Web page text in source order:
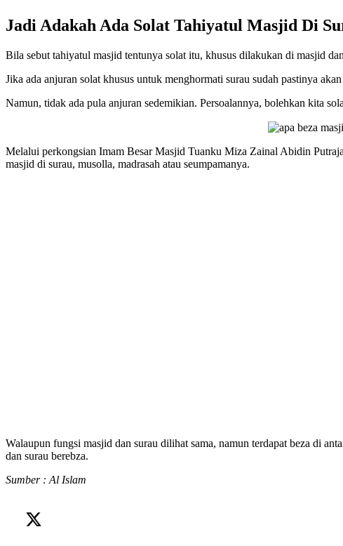
Jadi Adakah Ada Solat Tahiyatul Masjid Di
Bila sebut tahiyatul masjid tentunya solat itu, khusus dilakukan di masjid
Jika ada anjuran solat khusus untuk menghormati surau sudah pastinya
Namun, tidak ada pula anjuran sedemikian. Persoalannya, bolehkan kita
Melalui perkongsian Imam Besar Masjid Tuanku Miza Zainal Abidin
masjid di surau, musolla, madrasah atau seumpamanya.
Walaupun fungsi masjid dan surau dilihat sama, namun terdapat beza di
dan surau berebza.
Sumber : Al Islam